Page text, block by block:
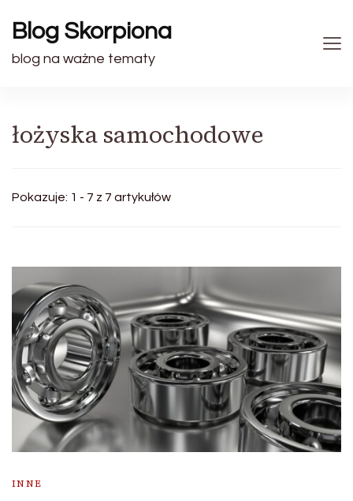
Blog Skorpiona
blog na ważne tematy
łożyska samochodowe
Pokazuje: 1 - 7 z 7 artykułów
INNE